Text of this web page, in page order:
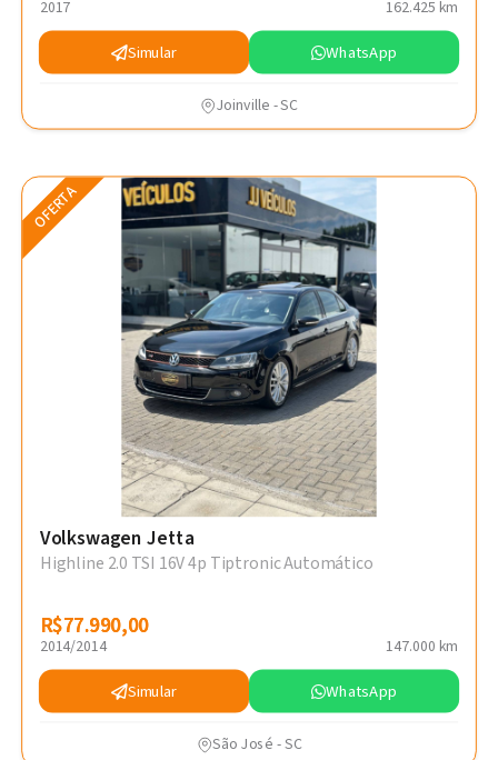
2017 162.425 km
Simular WhatsApp
Joinville - SC
OFERTA
Volkswagen Jetta
Highline 2.0 TSI 16V 4p Tiptronic Automático
R$77.990,00
R$77.990,00
2014/2014 147.000 km
Simular WhatsApp
São José - SC